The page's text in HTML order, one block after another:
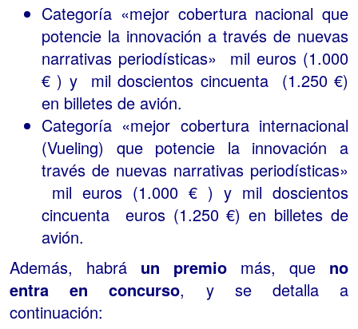
Categoría «mejor cobertura nacional que
potencie la innovación a través de nuevas
narrativas periodísticas» mil euros (1.000
€ ) y mil doscientos cincuenta (1.250 €)
en billetes de avión.
Categoría «mejor cobertura internacional
(Vueling) que potencie la innovación a
través de nuevas narrativas periodísticas»
mil euros (1.000 € ) y mil doscientos
cincuenta euros (1.250 €) en billetes de
avión.
Además, habrá un premio más, que no
entra en concurso, y se detalla a
continuación: